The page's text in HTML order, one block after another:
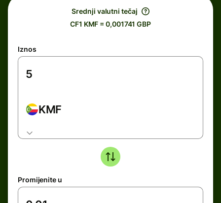
Srednji valutni tečaj
CF1 KMF = 0,001741 GBP
Iznos
KMF
Promijenite u